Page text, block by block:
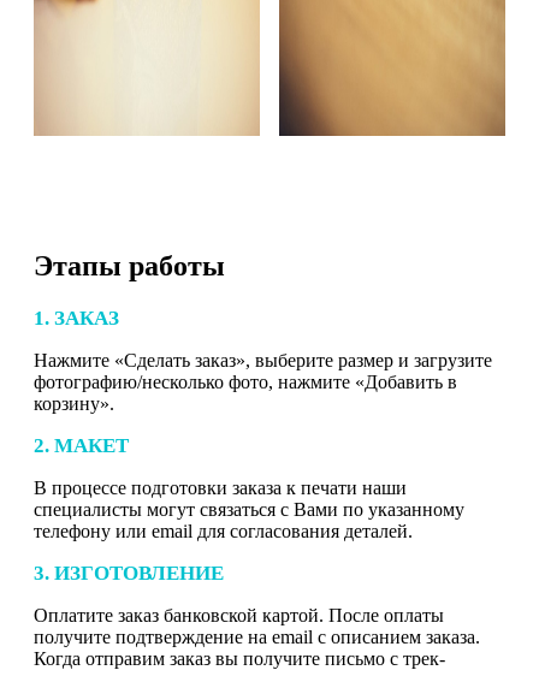
Этапы работы
1. ЗАКАЗ
Нажмите «Сделать заказ», выберите размер и загрузите
фотографию/несколько фото, нажмите «Добавить в
корзину».
2. МАКЕТ
В процессе подготовки заказа к печати наши
специалисты могут связаться с Вами по указанному
телефону или email для согласования деталей.
3. ИЗГОТОВЛЕНИЕ
Оплатите заказ банковской картой. После оплаты
получите подтверждение на email с описанием заказа.
Когда отправим заказ вы получите письмо с трек-